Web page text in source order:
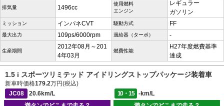
排気量 1496cc
使用燃料
エンジン
レギュラー
ガソリン
ミッション インパネCVT 駆動方式 FF
最大出力 109ps/6000rpm 過給器（ターボ） -
生産期間
2012年08月～201
4年03月
燃費性能
H27年度燃費基準
達成
1.5 i スポーツリミテッド アイドリングストップパッケージ装着車
新車時価格179.2万円(税込)
JC08
20.6km/L 10・15
-km/L